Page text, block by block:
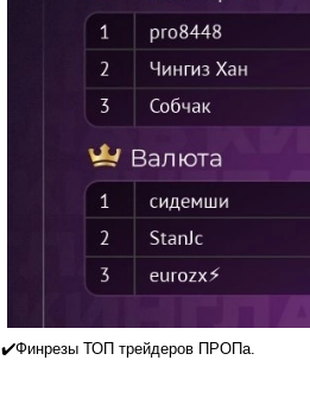
✔️Финрезы ТОП трейдеров ПРОПа.